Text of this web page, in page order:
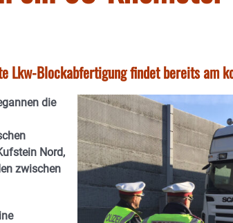
Lkw-Blockabfertigung findet bereits am
die
Nord,
zwischen